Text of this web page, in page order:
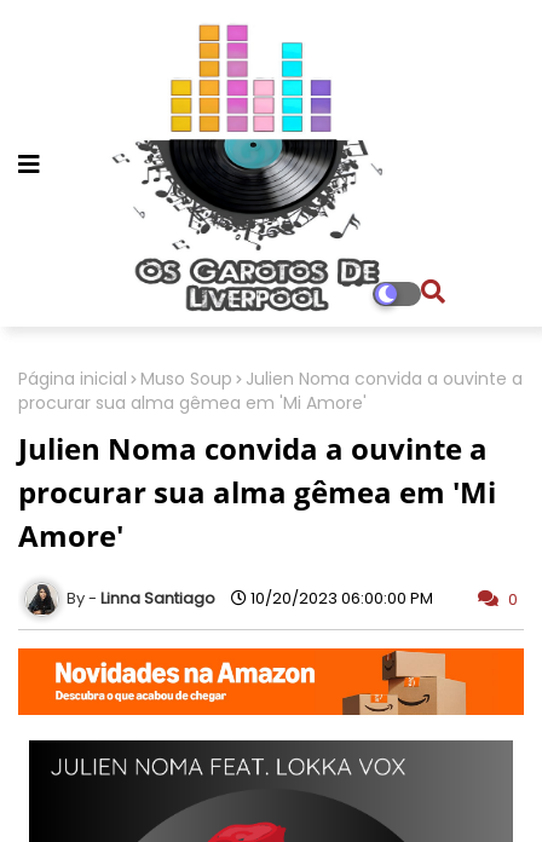
Página inicial Muso Soup
Julien Noma convida a ouvinte a
procurar sua alma gêmea em 'Mi Amore'
Julien Noma convida a ouvinte a
procurar sua alma gêmea em 'Mi
Amore'
Linna Santiago 10/20/2023 06:00:00 PM 0